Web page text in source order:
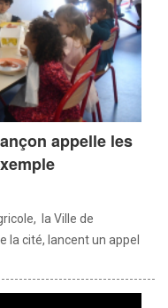
appelle les
la Ville de
la cité, lancent un appel